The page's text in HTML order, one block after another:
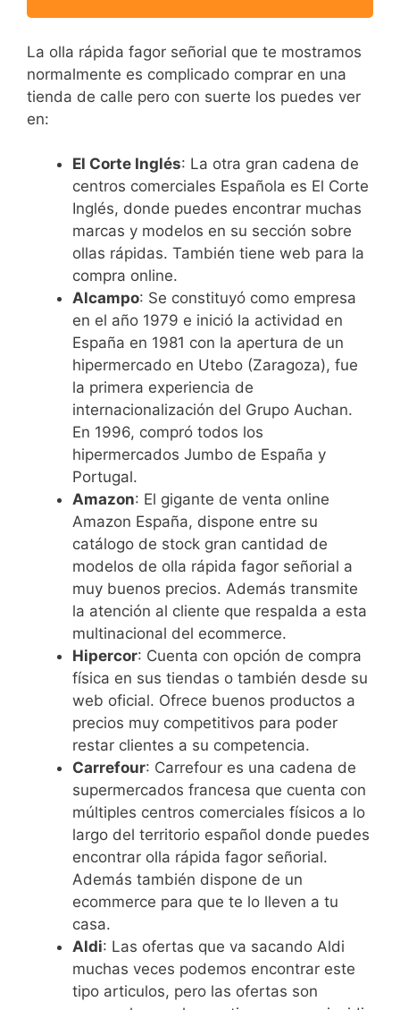
La olla rápida fagor señorial que te mostramos
normalmente es complicado comprar en una
tienda de calle pero con suerte los puedes ver
en:
El Corte Inglés: La otra gran cadena de
centros comerciales Española es El Corte
Inglés, donde puedes encontrar muchas
marcas y modelos en su sección sobre
ollas rápidas. También tiene web para la
compra online.
Alcampo: Se constituyó como empresa
en el año 1979 e inició la actividad en
España en 1981 con la apertura de un
hipermercado en Utebo (Zaragoza), fue
la primera experiencia de
internacionalización del Grupo Auchan.
En 1996, compró todos los
hipermercados Jumbo de España y
Portugal.
Amazon: El gigante de venta online
Amazon España, dispone entre su
catálogo de stock gran cantidad de
modelos de olla rápida fagor señorial a
muy buenos precios. Además transmite
la atención al cliente que respalda a esta
multinacional del ecommerce.
Hipercor: Cuenta con opción de compra
física en sus tiendas o también desde su
web oficial. Ofrece buenos productos a
precios muy competitivos para poder
restar clientes a su competencia.
Carrefour: Carrefour es una cadena de
supermercados francesa que cuenta con
múltiples centros comerciales físicos a lo
largo del territorio español donde puedes
encontrar olla rápida fagor señorial.
Además también dispone de un
ecommerce para que te lo lleven a tu
casa.
Aldi: Las ofertas que va sacando Aldi
muchas veces podemos encontrar este
tipo articulos, pero las ofertas son